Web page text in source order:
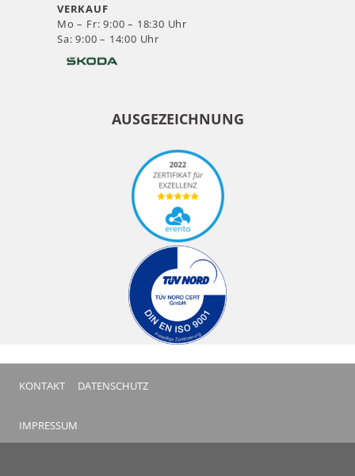
VERKAUF
Mo – Fr: 9:00 – 18:30 Uhr
Sa: 9:00 – 14:00 Uhr
AUSGEZEICHNUNG
KONTAKT DATENSCHUTZ
IMPRESSUM